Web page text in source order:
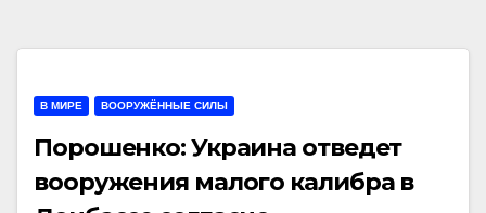
В МИРЕ ВООРУЖЁННЫЕ СИЛЫ
Порошенко: Украина отведет
вооружения малого калибра в